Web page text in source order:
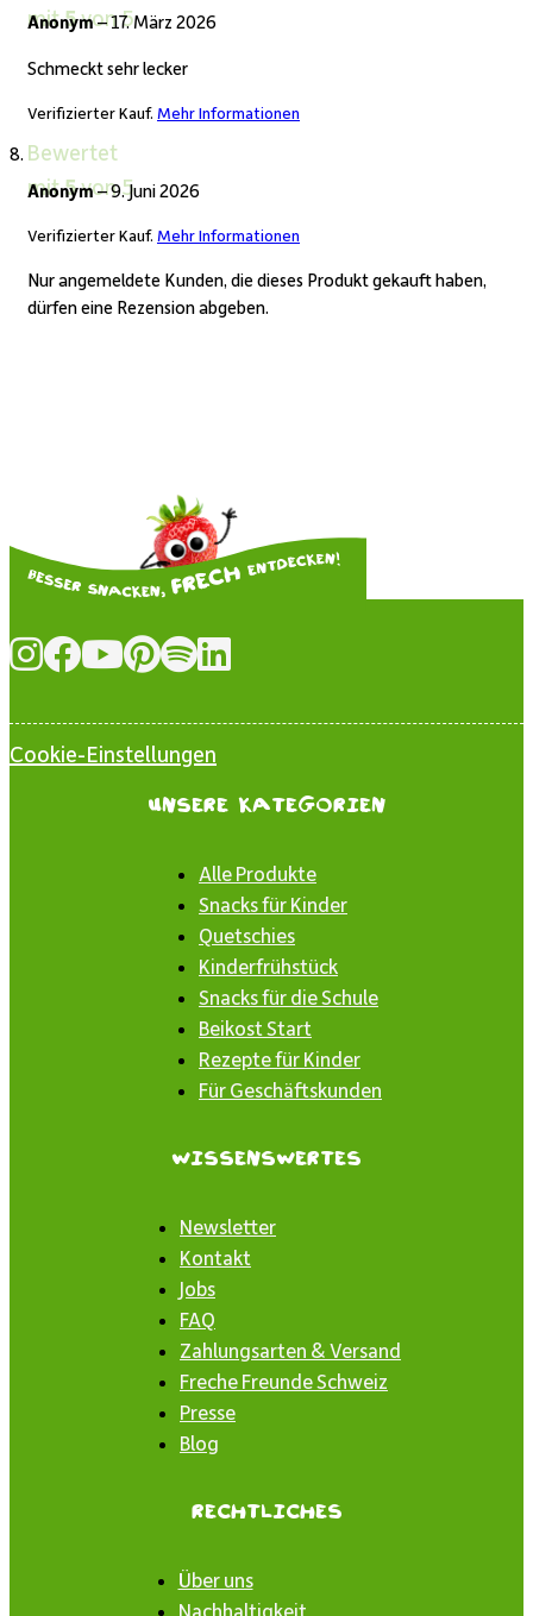
mit5von 5
Anonym–17. März 2026
Schmeckt sehr lecker
Verifizierter Kauf. Mehr Informationen
Bewertet
mit5von 5
Anonym–9. Juni 2026
Verifizierter Kauf. Mehr Informationen
Nur angemeldete Kunden, die dieses Produkt gekauft haben,
dürfen eine Rezension abgeben.
Cookie-Einstellungen
Unsere Kategorien
Alle Produkte
Snacks für Kinder
Quetschies
Kinderfrühstück
Snacks für die Schule
Beikost Start
Rezepte für Kinder
Für Geschäftskunden
Wissenswertes
Newsletter
Kontakt
Jobs
FAQ
Zahlungsarten & Versand
Freche Freunde Schweiz
Presse
Blog
Rechtliches
Über uns
Nachhaltigkeit